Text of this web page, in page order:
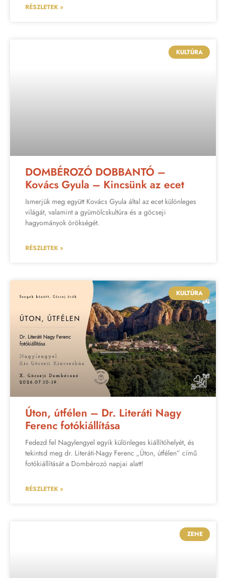
RÉSZLETEK »
KULTÚRA
DOMBÉROZÓ DOBBANTÓ –
Kovács Gyula – Kincsünk az ecet
Ismerjük meg együtt Kovács Gyula által az ecet különleges
világát, valamint a gyümölcskultúra és a göcseji
hagyományok örökségét.
RÉSZLETEK »
KULTÚRA
Úton, útfélen – Dr. Literáti Nagy
Ferenc fotókiállítása
Fedezd fel Nagylengyel egyik különleges kiállítóhelyét, és
tekintsd meg dr. Literáti-Nagy Ferenc „Úton, útfélen” című
fotókiállítását a Dombérozó napjai alatt!
RÉSZLETEK »
ZENE